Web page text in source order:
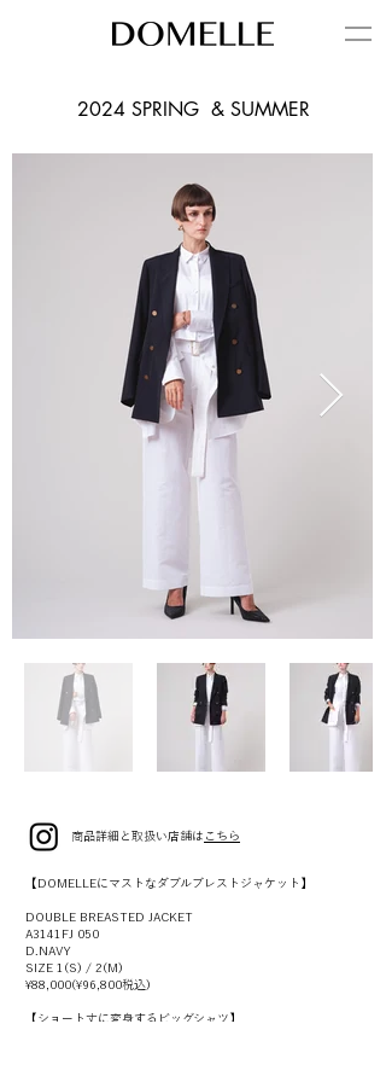
2024 SPRING & SUMMER
商品詳細と取扱い店舗は こちら
【DOMELLEにマストなダブルブレストジャケット】
DOUBLE BREASTED JACKET
A3141FJ 050
D.NAVY
SIZE 1(S) / 2(M)
¥88,000(¥96,800税込)
【ショート丈に変身するビッグシャツ】